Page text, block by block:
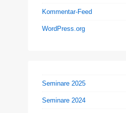
Kommentar-Feed
WordPress.org
Seminare 2025
Seminare 2024